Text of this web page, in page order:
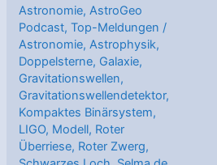
Astronomie,AstroGeo
Podcast,Top-Meldungen /
Astronomie,Astrophysik,
Doppelsterne, Galaxie,
Gravitationswellen,
Gravitationswellendetektor,
Kompaktes Binärsystem,
LIGO, Modell, Roter
Überriese, Roter Zwerg,